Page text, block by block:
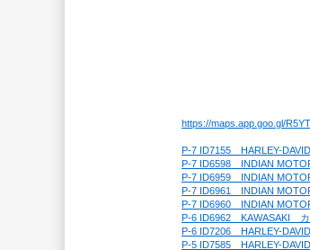
https://maps.app.goo.gl/
P-7 ID7155　HARLEY-
P-7 ID6598　INDIAN
P-7 ID6959　INDIAN
P-7 ID6961　INDIAN
P-7 ID6960　INDIAN
P-6 ID6962　KAWASAKI　
P-6 ID7206　HARLEY-
P-5 ID7585　HARLEY-